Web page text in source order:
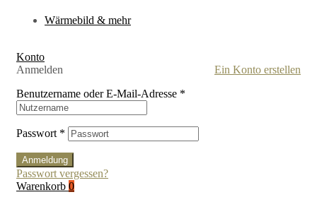
Wärmebild & mehr
Konto
Anmelden
Ein Konto erstellen
Benutzername oder E-Mail-Adresse *
Passwort *
Anmeldung
Passwort vergessen?
Warenkorb 0